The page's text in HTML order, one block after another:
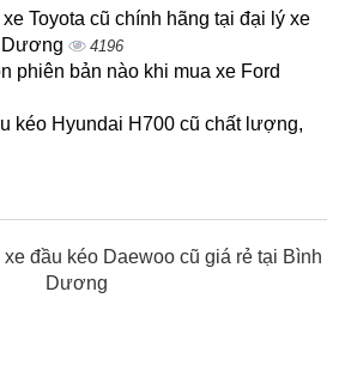
Toyota cũ chính hãng tại đại lý xe
Dương
4196
phiên bản nào khi mua xe Ford
kéo Hyundai H700 cũ chất lượng,